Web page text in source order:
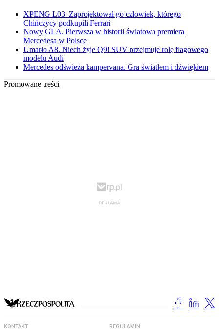
XPENG L03. Zaprojektował go człowiek, którego
Chińczycy podkupili Ferrari
Nowy GLA. Pierwsza w historii światowa premiera
Mercedesa w Polsce
Umarło A8. Niech żyje Q9! SUV przejmuje rolę flagowego
modelu Audi
Mercedes odświeża kampervana. Gra światłem i dźwiękiem
Promowane treści
KONTAKT REGULAMIN